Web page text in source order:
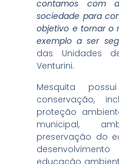
contamos com
sociedade para
objetivo e tornar o
exemplo a ser
das Unidades
Venturini.
Mesquita
conservação,
proteção
municipal,
preservação do
educação